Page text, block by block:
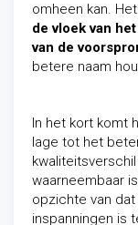
omheen kan.
de vloek van
van de
betere naam
In het kort komt
lage tot het
waarneembaar
opzichte van
inspanningen is